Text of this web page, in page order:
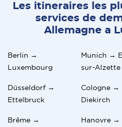
Les itineraires les
services de
Allemagne a
Berlin →
Luxembourg
Munich →
sur-Alzette
Düsseldorf →
Ettelbruck
Cologne →
Diekirch
Brême →
Hanovre →